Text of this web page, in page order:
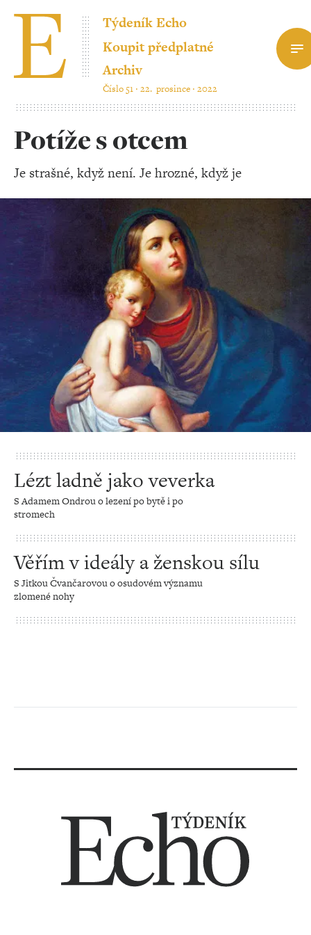
Týdeník Echo
Koupit předplatné
Archiv
Číslo 51 ‧ 22. prosince ‧ 2022
Potíže s otcem
Je strašné, když není. Je hrozné, když je
Lézt ladně jako veverka
S Adamem Ondrou o lezení po bytě i po
stromech
Věřím v ideály a ženskou sílu
S Jitkou Čvančarovou o osudovém významu
zlomené nohy